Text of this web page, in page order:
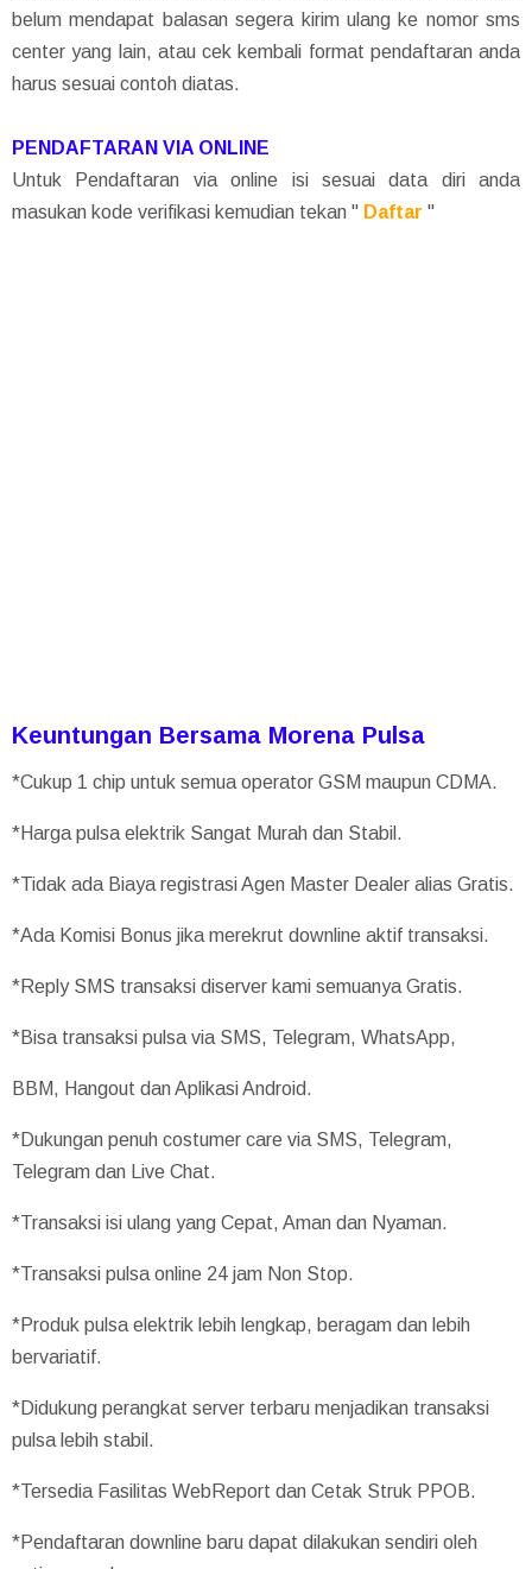
belum mendapat balasan segera kirim ulang ke nomor sms
center yang lain, atau cek kembali format pendaftaran anda
harus sesuai contoh diatas.
PENDAFTARAN VIA ONLINE
Untuk Pendaftaran via online isi sesuai data diri anda
masukan kode verifikasi kemudian tekan " Daftar "
Keuntungan Bersama Morena Pulsa
*Cukup 1 chip untuk semua operator GSM maupun CDMA.
*Harga pulsa elektrik Sangat Murah dan Stabil.
*Tidak ada Biaya registrasi Agen Master Dealer alias Gratis.
*Ada Komisi Bonus jika merekrut downline aktif transaksi.
*Reply SMS transaksi diserver kami semuanya Gratis.
*Bisa transaksi pulsa via SMS, Telegram, WhatsApp,
BBM, Hangout dan Aplikasi Android.
*Dukungan penuh costumer care via SMS, Telegram,
Telegram dan Live Chat.
*Transaksi isi ulang yang Cepat, Aman dan Nyaman.
*Transaksi pulsa online 24 jam Non Stop.
*Produk pulsa elektrik lebih lengkap, beragam dan lebih
bervariatif.
*Didukung perangkat server terbaru menjadikan transaksi
pulsa lebih stabil.
*Tersedia Fasilitas WebReport dan Cetak Struk PPOB.
*Pendaftaran downline baru dapat dilakukan sendiri oleh